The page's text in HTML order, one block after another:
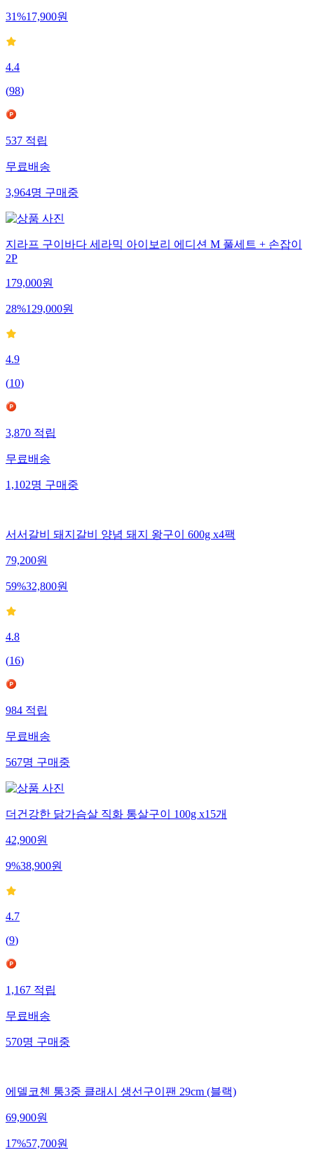
31%17,900원
4.4
(98)
537적립
무료배송
3,964명구매중
지라프 구이바다 세라믹 아이보리 에디션 M 풀세트 + 손잡이
2P
179,000원
28%129,000원
4.9
(10)
3,870적립
무료배송
1,102명구매중
서서갈비 돼지갈비 양념 돼지 왕구이 600g x4팩
79,200원
59%32,800원
4.8
(16)
984적립
무료배송
567명구매중
더건강한 닭가슴살 직화 통살구이 100g x15개
42,900원
9%38,900원
4.7
(9)
1,167적립
무료배송
570명구매중
에델코첸 통3중 클래시 생선구이팬 29cm (블랙)
69,900원
17%57,700원